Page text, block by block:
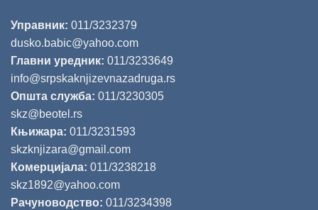
Управник: 011/3232379
dusko.babic@yahoo.com
Главни уредник: 011/3233649
info@srpskaknjizevnazadruga.rs
Општа служба: 011/3230305
skz@beotel.rs
Књижара: 011/3231593
skzknjizara@gmail.com
Комерцијала: 011/3238218
skz1892@yahoo.com
Рачуноводство: 011/3234398